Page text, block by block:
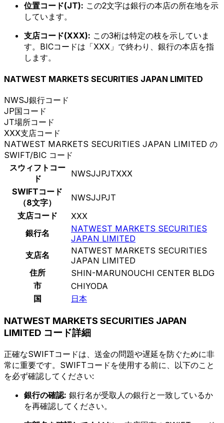
位置コード(JT): この2文字は銀行の本店の所在地を示
しています。
支店コード(XXX): この3桁は特定の枝を示していま
す。BICコードは「XXX」で終わり、銀行の本店を指
します。
NATWEST MARKETS SECURITIES JAPAN LIMITED
NWSJ銀行コード
JP国コード
JT場所コード
XXX支店コード
NATWEST MARKETS SECURITIES JAPAN LIMITED の
SWIFT/BIC コード
スウィフトコー
ド
NWSJJPJTXXX
SWIFTコード
（8文字）
NWSJJPJT
支店コード
XXX
銀行名
NATWEST MARKETS SECURITIES
JAPAN LIMITED
支店名
NATWEST MARKETS SECURITIES
JAPAN LIMITED
住所
SHIN-MARUNOUCHI CENTER BLDG
市
CHIYODA
国
日本
NATWEST MARKETS SECURITIES JAPAN
LIMITED コード詳細
正確なSWIFTコードは、送金の問題や遅延を防ぐために非
常に重要です。SWIFTコードを使用する前に、以下のこと
を必ず確認してください:
銀行の確認: 銀行名が受取人の銀行と一致しているか
を再確認してください。